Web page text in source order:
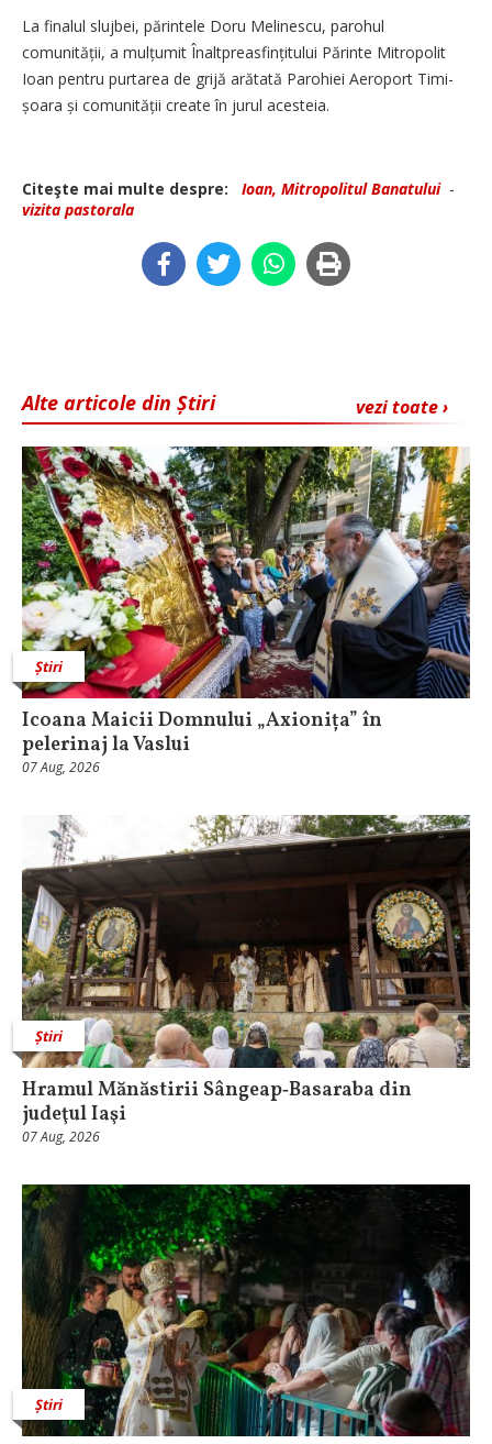
La finalul slujbei, părintele Doru Melinescu, parohul
comunității, a mulțumit Înaltprea­sfințitului Părinte Mitropolit
Ioan pentru purtarea de grijă arătată Parohiei Aeroport Timi­
șoara și comunității create în jurul acesteia.
Citeşte mai multe despre: Ioan, Mitropolitul Banatului-
vizita pastorala
vezi toate ›
Alte articole din Știri
Știri
Icoana Maicii Domnului „Axionița” în
pelerinaj la Vaslui
07 Aug, 2026
Știri
Hramul Mănăstirii Sângeap‑Basaraba din
judeţul Iaşi
07 Aug, 2026
Știri